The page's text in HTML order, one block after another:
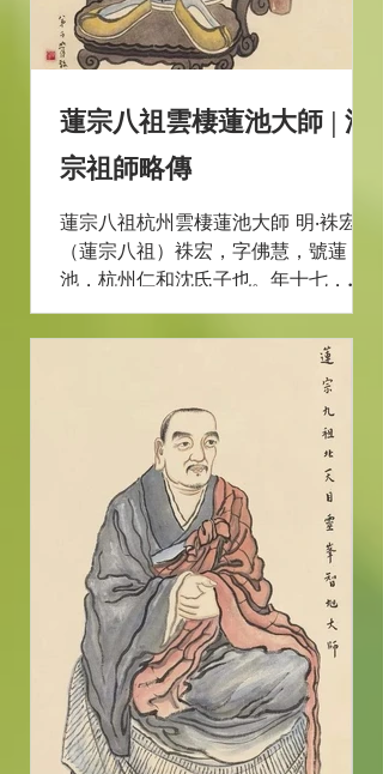
蓮宗八祖雲棲蓮池大師 | 淨
宗祖師略傳
蓮宗八祖杭州雲棲蓮池大師 明‧袾宏
（蓮宗八祖）袾宏，字佛慧，號蓮
池，杭州仁和沈氏子也。年十七，補
諸生，以學行稱。鄰有老嫗，日課佛
名數千。問其故。嫗曰，先夫持佛
名，臨終無病，與人一拱而別。故知
念佛功德，不可思議。宏自此棲心淨
土，書生死事大四字於案頭，以自
策。年三十二，出家。謁...